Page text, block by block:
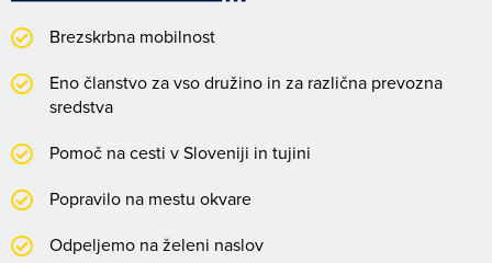
Brezskrbna mobilnost
Eno članstvo za vso družino in za različna prevozna
sredstva
Pomoč na cesti v Sloveniji in tujini
Popravilo na mestu okvare
Odpeljemo na želeni naslov